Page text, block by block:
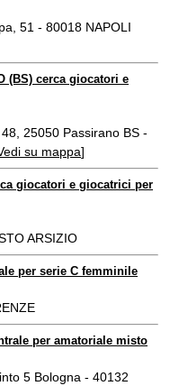
51 - 80018 NAPOLI
(BS) cerca giocatori e
25050 Passirano BS -
su mappa]
giocatori e giocatrici per
ARSIZIO
per serie C femminile
per amatoriale misto
5 Bologna - 40132